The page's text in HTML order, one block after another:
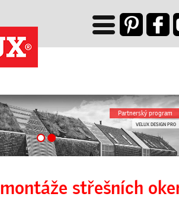
Partnerský program
VELUX DESIGN PRO
VELUX PRO
montáže střešních